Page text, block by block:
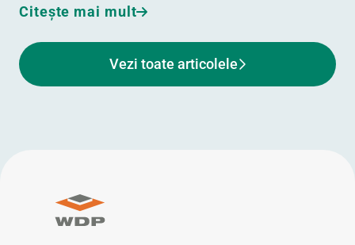
Citeşte mai mult
Vezi toate articolele